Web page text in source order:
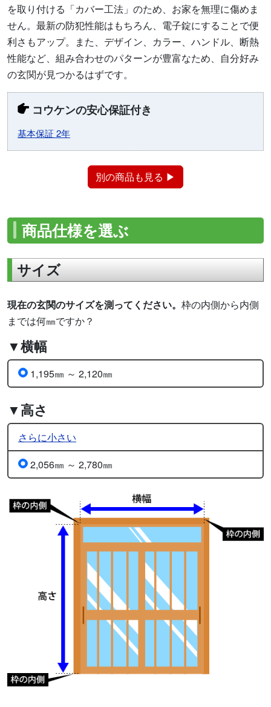
を取り付ける「カバー工法」のため、お家を無理に傷めま
せん。最新の防犯性能はもちろん、電子錠にすることで便
利さもアップ。また、デザイン、カラー、ハンドル、断熱
性能など、組み合わせのパターンが豊富なため、自分好み
の玄関が見つかるはずです。
コウケンの安心保証付き
基本保証 2年
別の商品も見る ▶
商品仕様を選ぶ
サイズ
現在の玄関のサイズを測ってください。 枠の内側から内側
までは何㎜ですか？
▼横幅
1,195㎜ ～ 2,120㎜
▼高さ
さらに小さい
2,056㎜ ～ 2,780㎜